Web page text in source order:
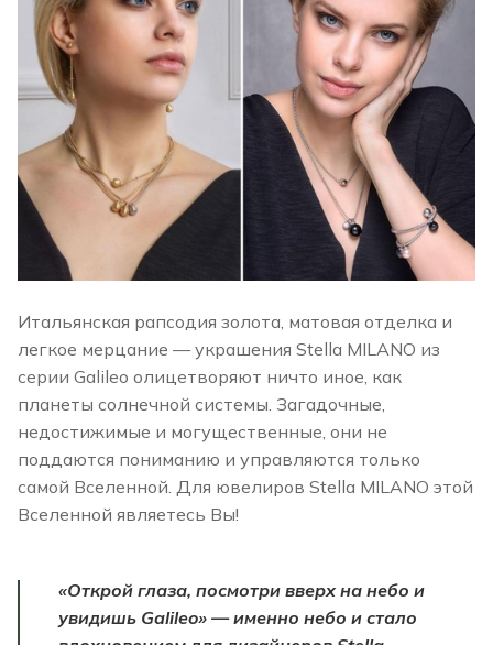
Итальянская рапсодия золота, матовая отделка и
легкое мерцание — украшения Stella MILANO из
серии Galileo олицетворяют ничто иное, как
планеты солнечной системы. Загадочные,
недостижимые и могущественные, они не
поддаются пониманию и управляются только
самой Вселенной. Для ювелиров Stella MILANO этой
Вселенной являетесь Вы!
«Открой глаза, посмотри вверх на небо и
увидишь Galileo» — именно небо и стало